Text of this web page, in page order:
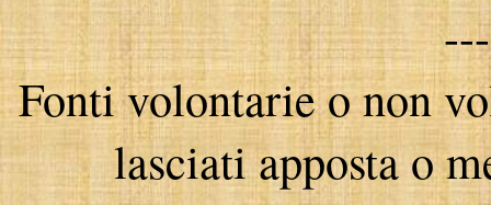
Fonti volontarie o non
lasciati apposta o